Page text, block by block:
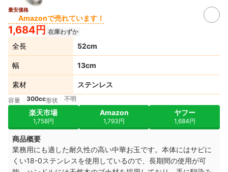
最安価格
Amazonで売れています！
1,684円 在庫わずか
全長 52cm
幅 13cm
素材 ステンレス
容量 300cc形状 不明
楽天市場
1,758円
Amazon
1,793円
ヤフー
1,684円
商品概要
業務用にも適した耐久性の高い中華お玉です。本体にはサビに
くい18-0ステンレスを使用しているので、長期間の使用が可